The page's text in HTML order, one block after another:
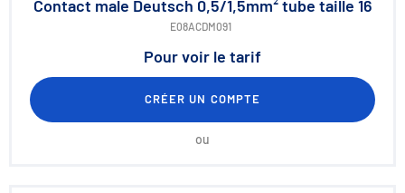
Contact male Deutsch 0,5/1,5mm² tube taille 16
E08ACDM091
Pour voir le tarif
CRÉER UN COMPTE
ou